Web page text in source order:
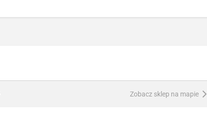
Zobacz sklep na mapie